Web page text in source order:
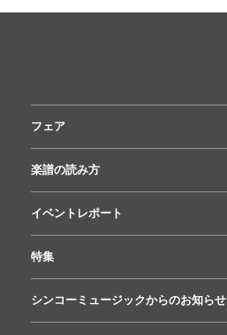
フェア
楽譜の読み方
イベントレポート
特集
シンコーミュージックからのお知らせ